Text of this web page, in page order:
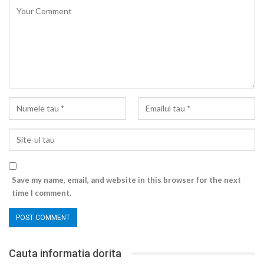
Save my name, email, and website in this browser for the next
time I comment.
Cauta informatia dorita